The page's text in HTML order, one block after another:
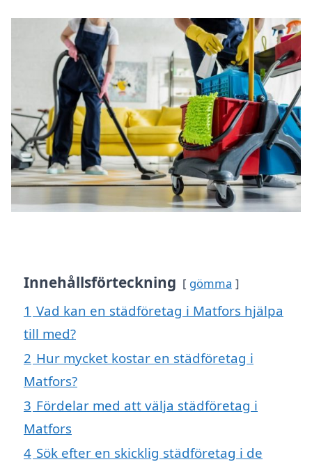
Innehållsförteckning gömma
1 Vad kan en städföretag i Matfors hjälpa
till med?
2 Hur mycket kostar en städföretag i
Matfors?
3 Fördelar med att välja städföretag i
Matfors
4 Sök efter en skicklig städföretag i de